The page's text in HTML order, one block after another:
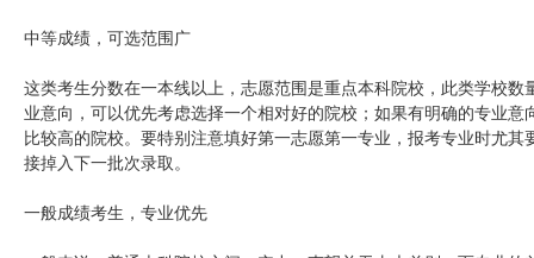
中等成绩，可选范围广
这类考生分数在一本线以上，志愿范围是重点本科院校，此类学校
业意向，可以优先考虑选择一个相对好的院校；如果有明确的专业
比较高的院校。要特别注意填好第一志愿第一专业，报考专业时尤
接掉入下一批次录取。
一般成绩考生，专业优先